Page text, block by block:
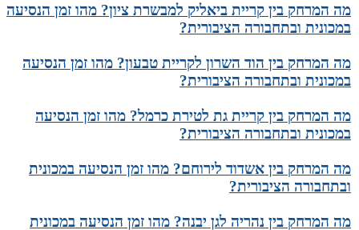
מה המרחק בין קריית ביאליק למבשרת ציון? מהו זמן הנסיעה
במכונית ובתחבורה הציבורית?
מה המרחק בין הוד השרון לקריית טבעון? מהו זמן הנסיעה
במכונית ובתחבורה הציבורית?
מה המרחק בין קריית גת לטירת כרמל? מהו זמן הנסיעה
במכונית ובתחבורה הציבורית?
מה המרחק בין אשדוד לירוחם? מהו זמן הנסיעה במכונית
ובתחבורה הציבורית?
מה המרחק בין נהריה לגן יבנה? מהו זמן הנסיעה במכונית